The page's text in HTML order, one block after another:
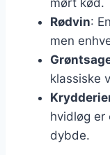
Rødvin:
men
klassiske
hvidløg er
dybde.